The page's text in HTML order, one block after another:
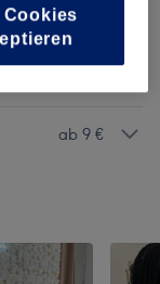
ab 85 €
ab 9 €
Cookies